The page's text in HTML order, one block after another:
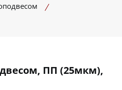
ПП (25мкм),